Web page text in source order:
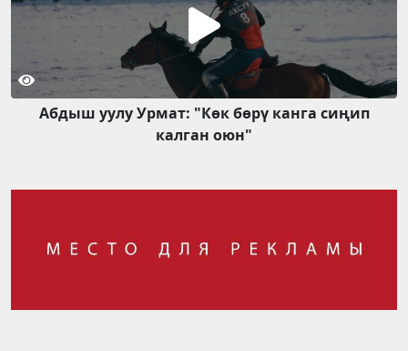
Абдыш уулу Урмат: "Көк бөрү канга сиңип
калган оюн"